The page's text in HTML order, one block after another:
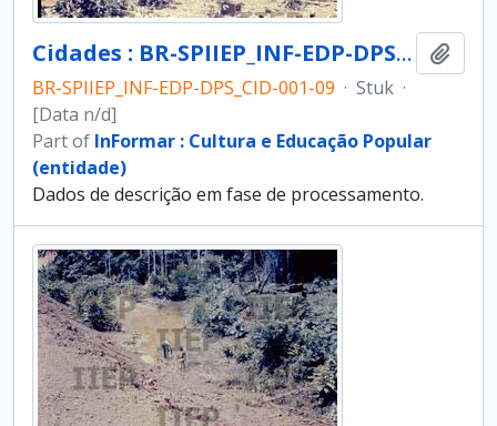
Cidades : BR-SPIIEP_INF-EDP-DPS_CID-001-09 [diapositivo]
BR-SPIIEP_INF-EDP-DPS_CID-001-09 · Stuk ·
[Data n/d]
Part of InFormar : Cultura e Educação Popular
(entidade)
Dados de descrição em fase de processamento.